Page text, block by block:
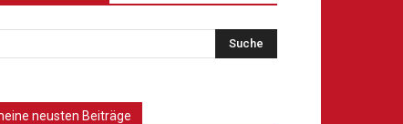
neusten Beiträge